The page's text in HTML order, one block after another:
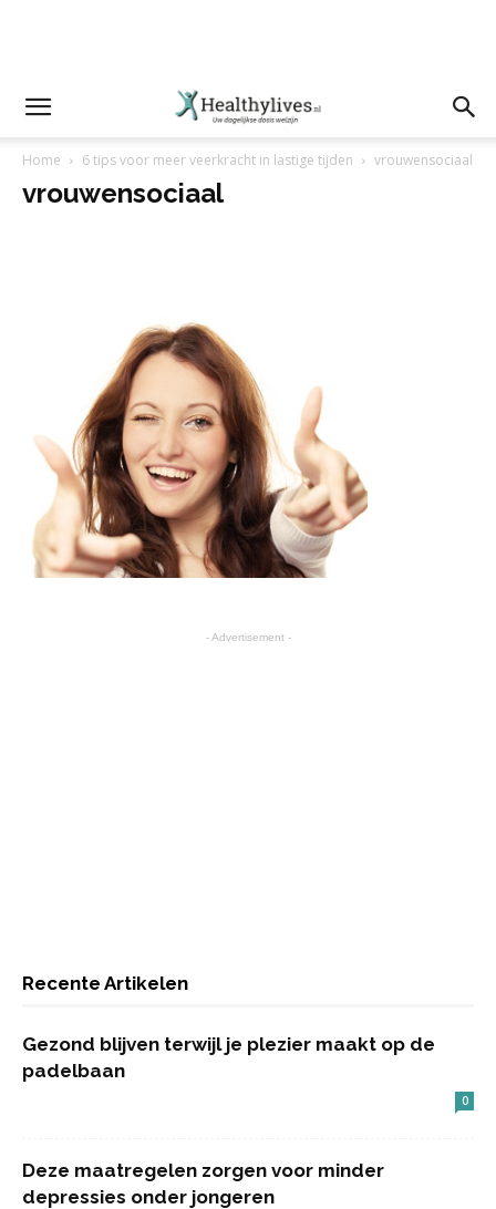
Home 6 tips voor meer veerkracht in lastige tijden vrouwensociaal
vrouwensociaal
- Advertisement -
Recente Artikelen
Gezond blijven terwijl je plezier maakt op de
padelbaan
0
Deze maatregelen zorgen voor minder
depressies onder jongeren